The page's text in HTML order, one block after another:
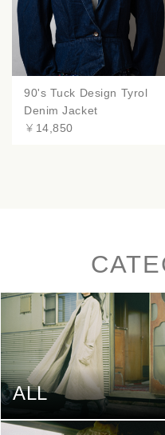
90's Tuck Design Tyrol
Denim Jacket
￥14,850
ALL